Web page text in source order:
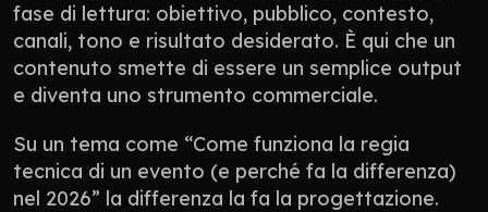
fase di lettura: obiettivo, pubblico, contesto,
canali, tono e risultato desiderato. È qui che un
contenuto smette di essere un semplice output
e diventa uno strumento commerciale.
Su un tema come “Come funziona la regia
tecnica di un evento (e perché fa la differenza)
nel 2026” la differenza la fa la progettazione.